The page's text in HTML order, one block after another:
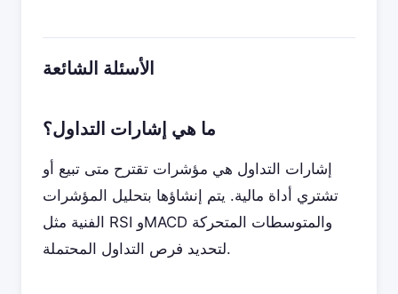
الأسئلة الشائعة
ما هي إشارات التداول؟
إشارات التداول هي مؤشرات تقترح متى تبيع أو
تشتري أداة مالية. يتم إنشاؤها بتحليل المؤشرات
الفنية مثل RSI وMACD والمتوسطات المتحركة
لتحديد فرص التداول المحتملة.